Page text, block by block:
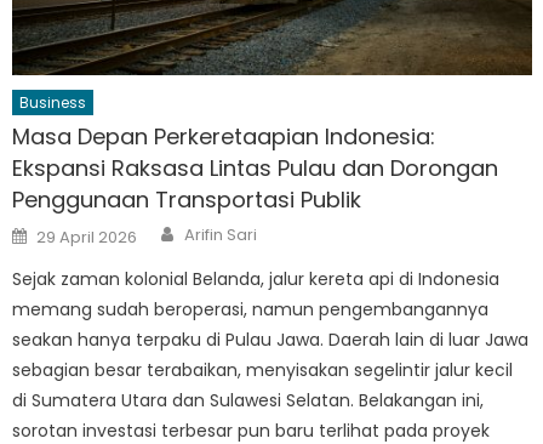
Business
Masa Depan Perkeretaapian Indonesia:
Ekspansi Raksasa Lintas Pulau dan Dorongan
Penggunaan Transportasi Publik
Posted
on
29 April 2026 Author
Arifin Sari
Sejak zaman kolonial Belanda, jalur kereta api di Indonesia
memang sudah beroperasi, namun pengembangannya
seakan hanya terpaku di Pulau Jawa. Daerah lain di luar Jawa
sebagian besar terabaikan, menyisakan segelintir jalur kecil
di Sumatera Utara dan Sulawesi Selatan. Belakangan ini,
sorotan investasi terbesar pun baru terlihat pada proyek